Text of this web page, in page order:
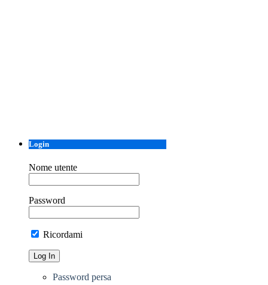
Login
Nome utente
Password
Ricordami
Password persa